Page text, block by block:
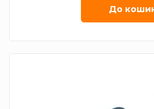
До